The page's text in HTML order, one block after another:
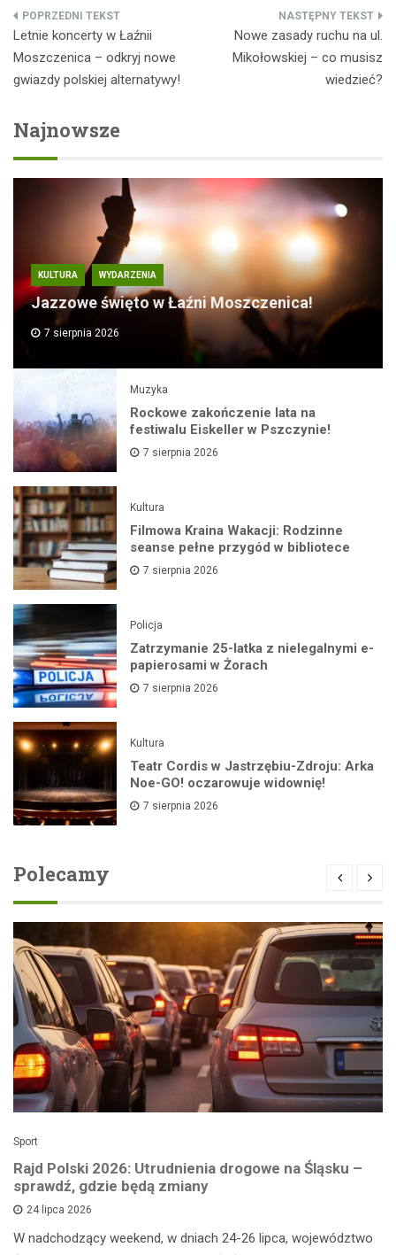
Nawigacja
wpisu
Letnie koncerty w Łaźnii
Moszczenica – odkryj nowe
gwiazdy polskiej alternatywy!
Nowe zasady ruchu na ul.
Mikołowskiej – co musisz
wiedzieć?
Najnowsze
KULTURA WYDARZENIA
Jazzowe święto w Łaźni Moszczenica!
7 sierpnia 2026
Muzyka
Rockowe zakończenie lata na
festiwalu Eiskeller w Pszczynie!
7 sierpnia 2026
Kultura
Filmowa Kraina Wakacji: Rodzinne
seanse pełne przygód w bibliotece
7 sierpnia 2026
Policja
Zatrzymanie 25-latka z nielegalnymi e-
papierosami w Żorach
7 sierpnia 2026
Kultura
Teatr Cordis w Jastrzębiu-Zdroju: Arka
Noe-GO! oczarowuje widownię!
7 sierpnia 2026
Polecamy
Sport
Rajd Polski 2026: Utrudnienia drogowe na Śląsku –
sprawdź, gdzie będą zmiany
24 lipca 2026
W nadchodzący weekend, w dniach 24-26 lipca, województwo